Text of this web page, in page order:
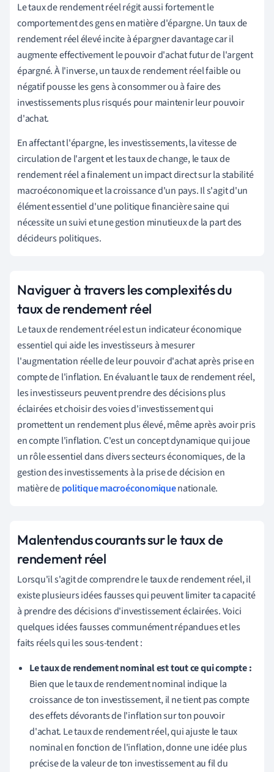
Le taux de rendement réel régit aussi fortement le
comportement des gens en matière d'épargne. Un taux de
rendement réel élevé incite à épargner davantage car il
augmente effectivement le pouvoir d'achat futur de l'argent
épargné. À l'inverse, un taux de rendement réel faible ou
négatif pousse les gens à consommer ou à faire des
investissements plus risqués pour maintenir leur pouvoir
d'achat.
En affectant l'épargne, les investissements, la vitesse de
circulation de l'argent et les taux de change, le taux de
rendement réel a finalement un impact direct sur la stabilité
macroéconomique et la croissance d'un pays. Il s'agit d'un
élément essentiel d'une politique financière saine qui
nécessite un suivi et une gestion minutieux de la part des
décideurs politiques.
Naviguer à travers les complexités du
taux de rendement réel
Le taux de rendement réel est un indicateur économique
essentiel qui aide les investisseurs à mesurer
l'augmentation réelle de leur pouvoir d'achat après prise en
compte de l'inflation. En évaluant le taux de rendement réel,
les investisseurs peuvent prendre des décisions plus
éclairées et choisir des voies d'investissement qui
promettent un rendement plus élevé, même après avoir pris
en compte l'inflation. C'est un concept dynamique qui joue
un rôle essentiel dans divers secteurs économiques, de la
gestion des investissements à la prise de décision en
matière depolitique macroéconomiquenationale.
Malentendus courants sur le taux de
rendement réel
Lorsqu'il s'agit de comprendre le taux de rendement réel, il
existe plusieurs idées fausses qui peuvent limiter ta capacité
à prendre des décisions d'investissement éclairées. Voici
quelques idées fausses communément répandues et les
faits réels qui les sous-tendent :
Le taux de rendement nominal est tout ce qui compte :
Bien que le taux de rendement nominal indique la
croissance de ton investissement, il ne tient pas compte
des effets dévorants de l'inflation sur ton pouvoir
d'achat. Le taux de rendement réel, qui ajuste le taux
nominal en fonction de l'inflation, donne une idée plus
précise de la valeur de ton investissement au fil du